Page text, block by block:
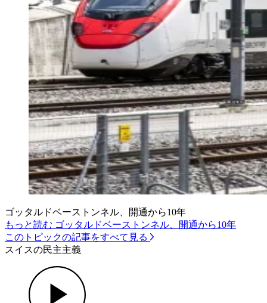
ゴッタルドベーストンネル、開通から10年
もっと読む ゴッタルドベーストンネル、開通から10年
このトピックの記事をすべて見る
スイスの民主主義